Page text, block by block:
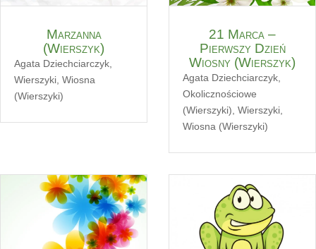
Marzanna
(Wierszyk)
Agata Dziechciarczyk,
Wierszyki, Wiosna
(Wierszyki)
21 Marca –
Pierwszy Dzień
Wiosny (Wierszyk)
Agata Dziechciarczyk,
Okolicznościowe
(Wierszyki), Wierszyki,
Wiosna (Wierszyki)